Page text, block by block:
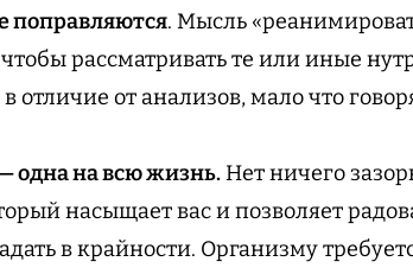
поправляются. Мысль
рассматривать те или иные
отличие от анализов, мало что
одна на всю жизнь.Нет ничего
насыщает вас и позволяет
в крайности. Организму